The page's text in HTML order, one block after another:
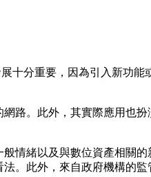
十分重要，因為引入新功
路。此外，其實際應用也
情緒以及與數位資產相關
。此外，來自政府機構的